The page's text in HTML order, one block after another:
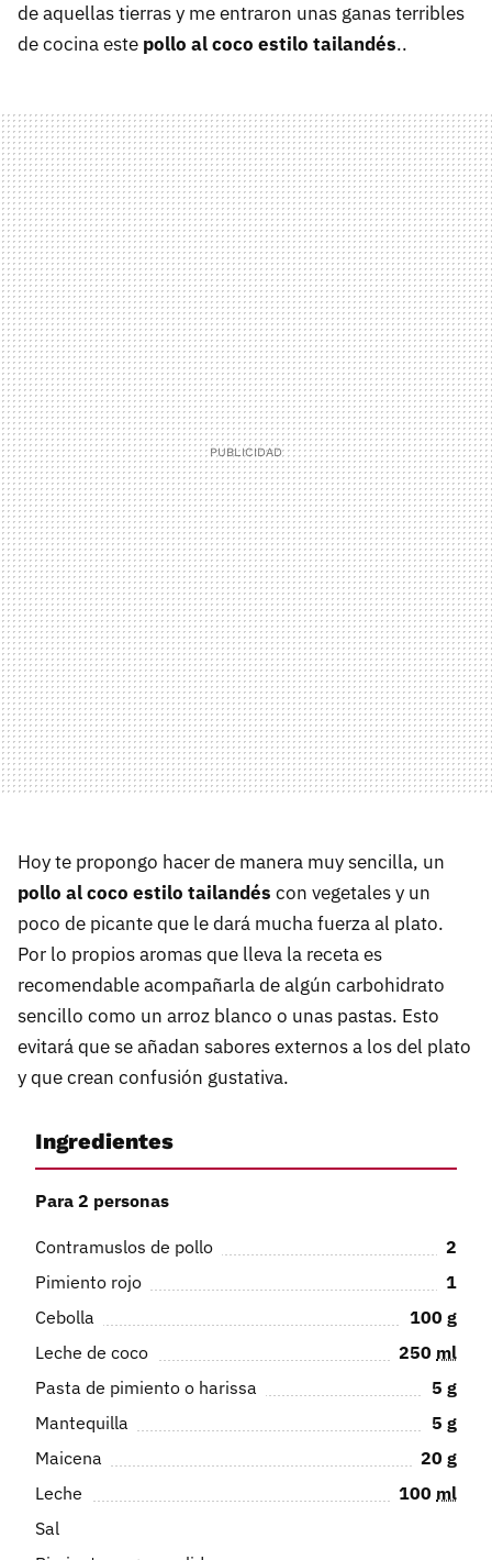
de aquellas tierras y me entraron unas ganas terribles
de cocina este pollo al coco estilo tailandés..
Hoy te propongo hacer de manera muy sencilla, un
pollo al coco estilo tailandés con vegetales y un
poco de picante que le dará mucha fuerza al plato.
Por lo propios aromas que lleva la receta es
recomendable acompañarla de algún carbohidrato
sencillo como un arroz blanco o unas pastas. Esto
evitará que se añadan sabores externos a los del plato
y que crean confusión gustativa.
Ingredientes
Para 2 personas
Contramuslos de pollo
2
Pimiento rojo
1
Cebolla
100 g
Leche de coco
250 ml
Pasta de pimiento o harissa
5 g
Mantequilla
5 g
Maicena
20 g
Leche
100 ml
Sal